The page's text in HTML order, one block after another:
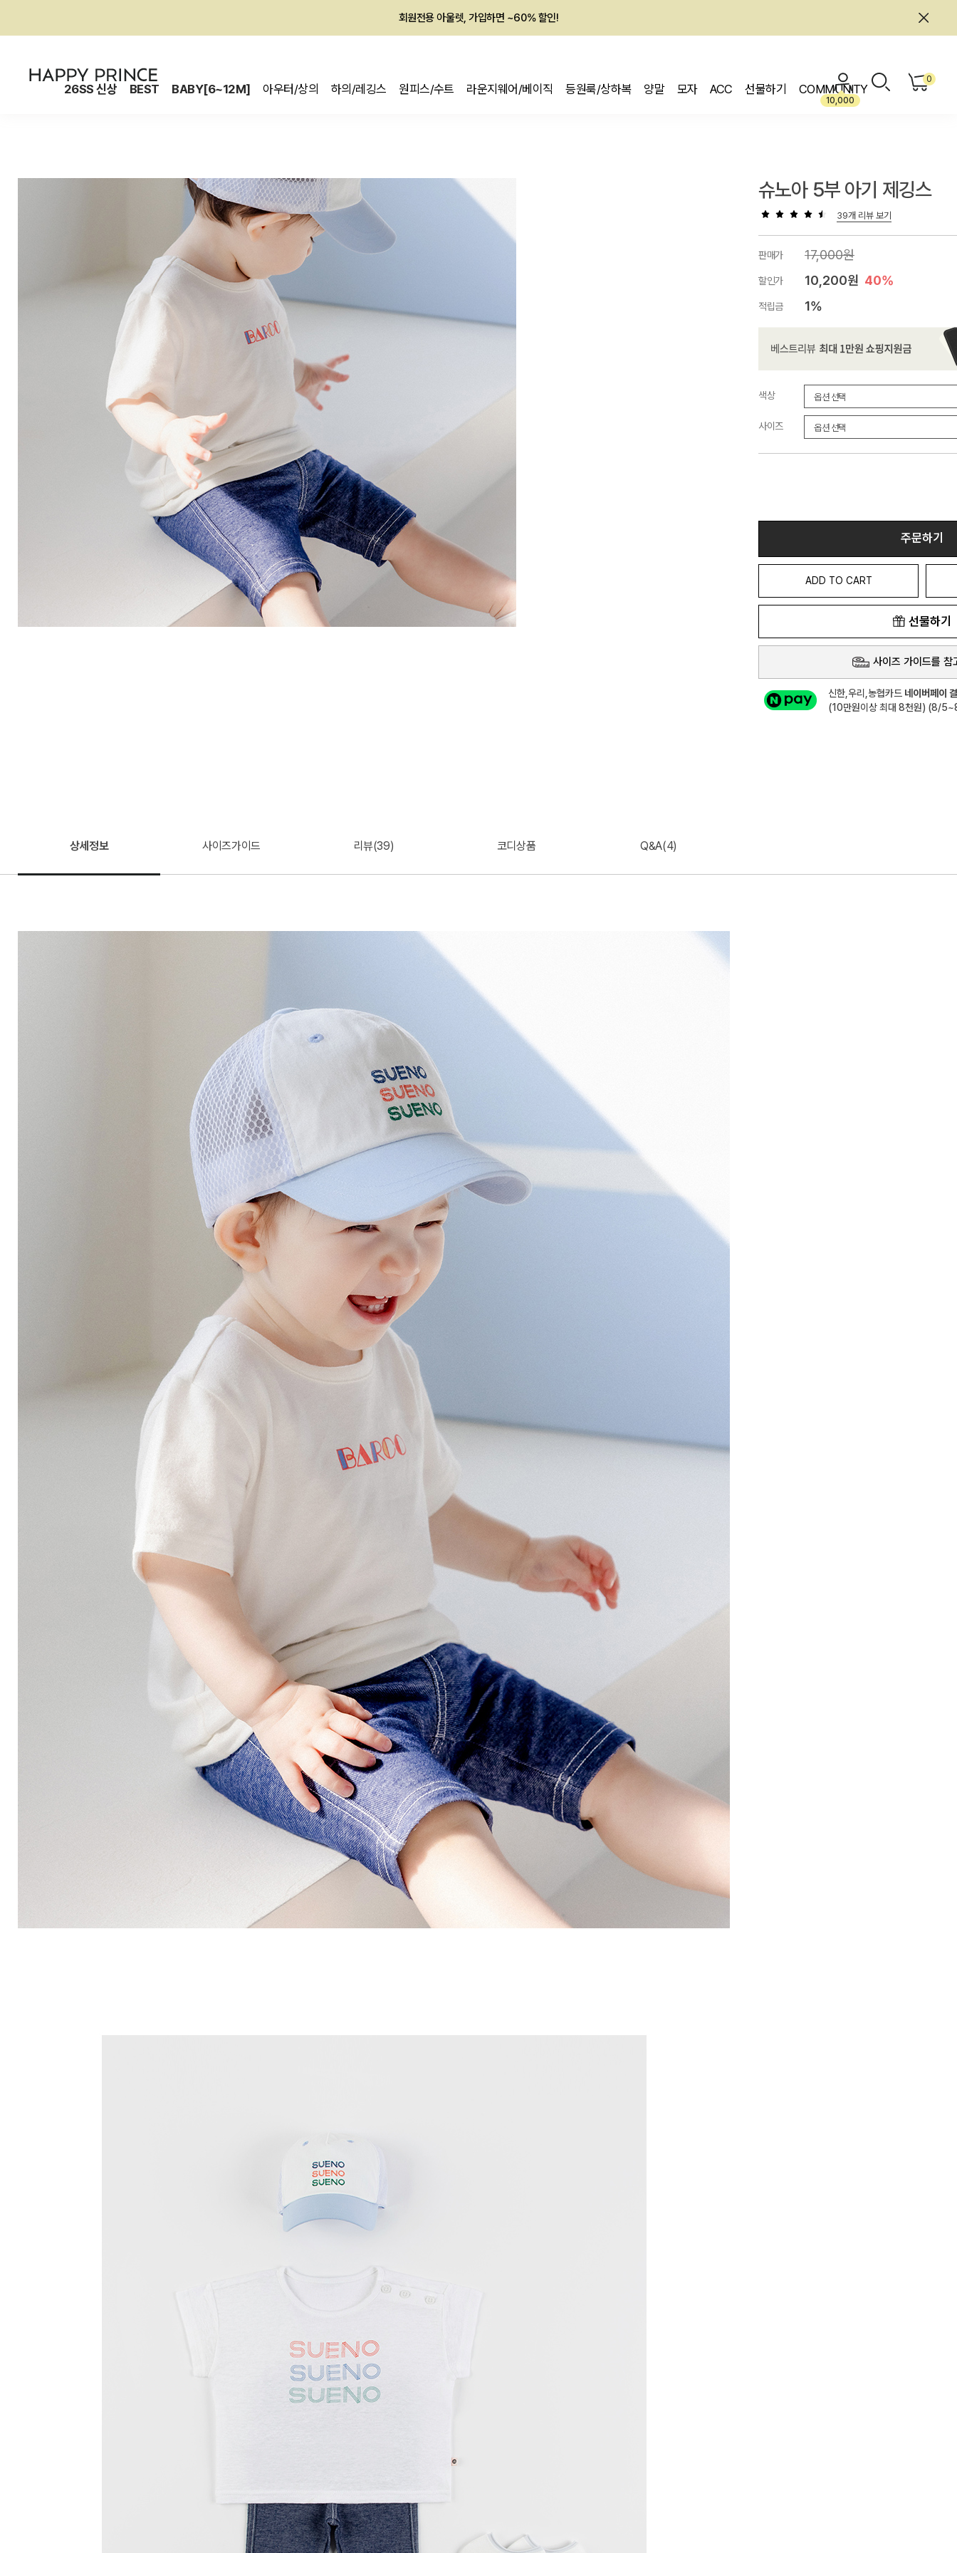
회원전용 아울렛, 가입하면 ~60% 할인!
26SS 신상 BEST BABY[6~12M] 아우터/상의 하의/레깅스 원피스/수트 라운지웨어/베이직 등원룩/상하복 양말 모자 ACC 선물하기 COMMUNITY
10,000
0
슈노아 5부 아기 제깅스
39개 리뷰 보기
판매가 17,000원
할인가 10,200원 40%
적립금 1%
색상
사이즈
주문하기
ADD TO CART
선물하기
사이즈 가이드를 참
신한,우리,농협카드 네이버페이
(10만원이상 최대 8천원) (8/
상세정보 사이즈가이드 리뷰(39) 코디상품 Q&A(4)